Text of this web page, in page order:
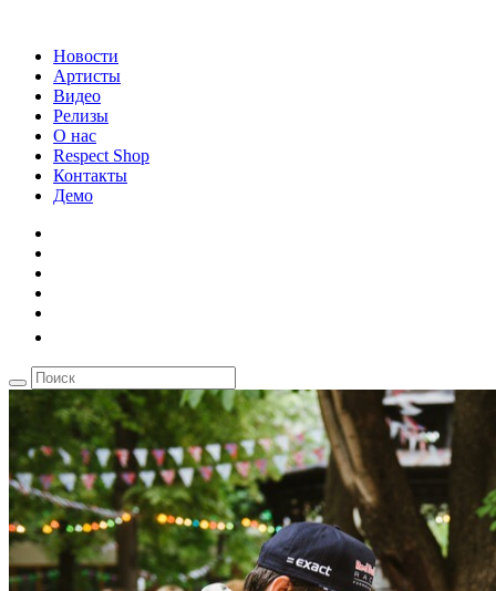
Новости
Артисты
Видео
Релизы
О нас
Respect Shop
Контакты
Демо